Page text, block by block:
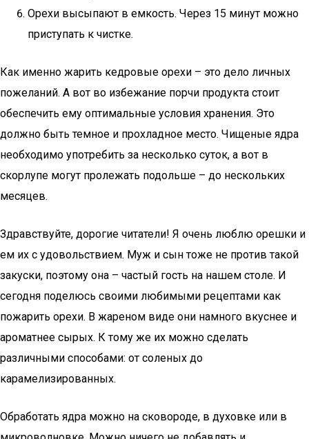
Орехи высыпают в емкость. Через 15 минут можно
приступать к чистке.
Как именно жарить кедровые орехи – это дело личных
пожеланий. А вот во избежание порчи продукта стоит
обеспечить ему оптимальные условия хранения. Это
должно быть темное и прохладное место. Чищеные ядра
необходимо употребить за несколько суток, а вот в
скорлупе могут пролежать подольше – до нескольких
месяцев.
Здравствуйте, дорогие читатели! Я очень люблю орешки и
ем их с удовольствием. Муж и сын тоже не против такой
закуски, поэтому она – частый гость на нашем столе. И
сегодня поделюсь своими любимыми рецептами как
пожарить орехи. В жареном виде они намного вкуснее и
ароматнее сырых. К тому же их можно сделать
различными способами: от соленых до
карамелизированных.
Обработать ядра можно на сковороде, в духовке или в